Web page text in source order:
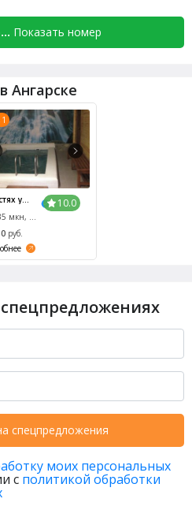
Показать номер
Ангарске
1
10.0
у
"
35 мкн, за магазином Пеликан
руб.
спецпредложения
моих персональных
с политикой обработки